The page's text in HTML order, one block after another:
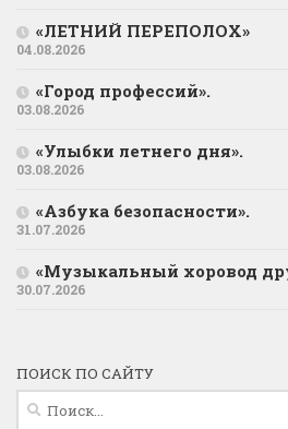
«ЛЕТНИЙ ПЕРЕПОЛОХ»
04.08.2026
«Город профессий».
03.08.2026
«Улыбки летнего дня».
03.08.2026
«Азбука безопасности».
31.07.2026
«Музыкальный хоровод
30.07.2026
ПОИСК ПО САЙТУ
Найти: